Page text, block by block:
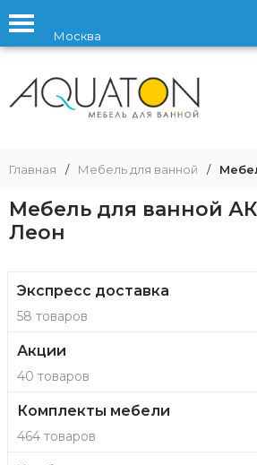
Москва
Главная / Мебель для ванной /
Мебель для ванной
Леон
Экспресс доставка
58 товаров
Акции
40 товаров
Комплекты мебели
464 товаров